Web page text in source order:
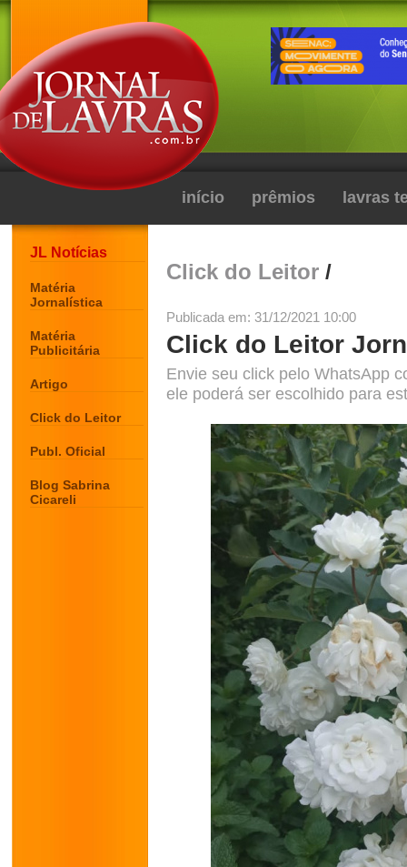
início prêmios lavras
JL Notícias
Matéria
Jornalística
Matéria
Publicitária
Artigo
Click do Leitor
Publ. Oficial
Blog Sabrina
Cicareli
Click do Leitor /
Publicada em: 31/12/2021 10:00
Click do Leitor
Envie seu click pelo WhatsApp
ele poderá ser escolhido para